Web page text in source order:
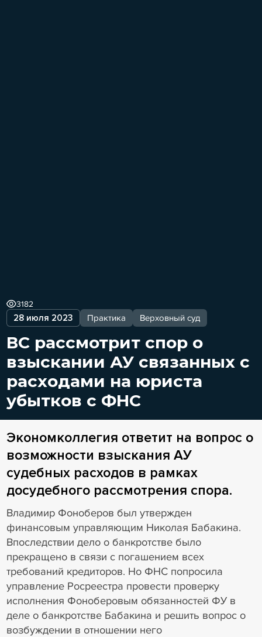
28 июля 2023 Практика Верховный суд
3182
ВС рассмотрит спор о
взыскании АУ связанных с
расходами на юриста
убытков с ФНС
Экономколлегия ответит на вопрос о
возможности взыскания АУ
судебных расходов в рамках
досудебного рассмотрения спора.
Владимир Фоноберов был утвержден
финансовым управляющим Николая Бабакина.
Впоследствии дело о банкротстве было
прекращено в связи с погашением всех
требований кредиторов. Но ФНС попросила
управление Росреестра провести проверку
исполнения Фоноберовым обязанностей ФУ в
деле о банкротстве Бабакина и решить вопрос о
возбуждении в отношении него